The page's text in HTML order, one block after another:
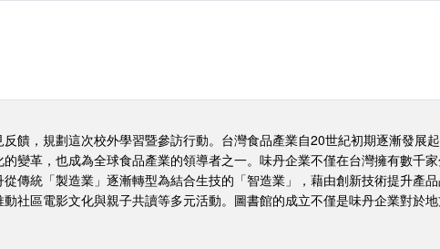
饋，規劃這次校外學習暨參訪行動。台灣食品產業自20世紀初期逐漸發展
變革，也成為全球食品產業的領導者之一。味丹企業不僅在台灣擁有數千
傳統「製造業」逐漸轉型為結合生技的「智造業」，藉由創新技術提升產品
社區電影文化與親子共讀等多元活動。圖書館的成立不僅是味丹企業對於